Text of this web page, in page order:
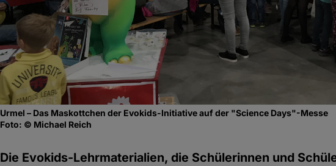
Urmel – Das Maskottchen der Evokids-Initiative auf der "Science Days"-Messe
Foto: © Michael Reich
Die Evokids-Lehrmaterialien, die Schülerinnen und